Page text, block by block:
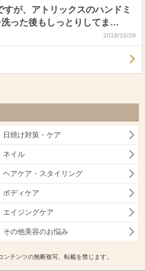
が、アトリックスのハンドミ
った後もしっとりしてま
2018/10/28
日焼け対策・ケア
ネイル
ヘアケア・スタイリング
ボディケア
エイジングケア
その他美容のお悩み
テンツの無断複写、転載を禁じます。